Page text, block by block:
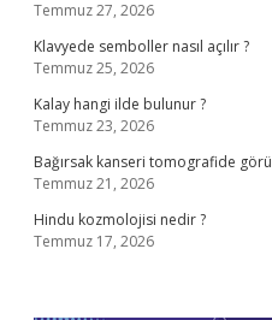
Temmuz 27, 2026
Klavyede semboller nasıl açılır ?
Temmuz 25, 2026
Kalay hangi ilde bulunur ?
Temmuz 23, 2026
Bağırsak kanseri tomografide
Temmuz 21, 2026
Hindu kozmolojisi nedir ?
Temmuz 17, 2026